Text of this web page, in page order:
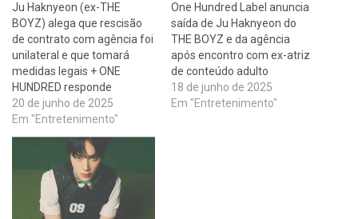
Ju Haknyeon (ex-THE
BOYZ) alega que rescisão
de contrato com agência foi
unilateral e que tomará
medidas legais + ONE
HUNDRED responde
20 de junho de 2025
Em "Entretenimento"
One Hundred Label anuncia
saída de Ju Haknyeon do
THE BOYZ e da agência
após encontro com ex-atriz
de conteúdo adulto
18 de junho de 2025
Em "Entretenimento"